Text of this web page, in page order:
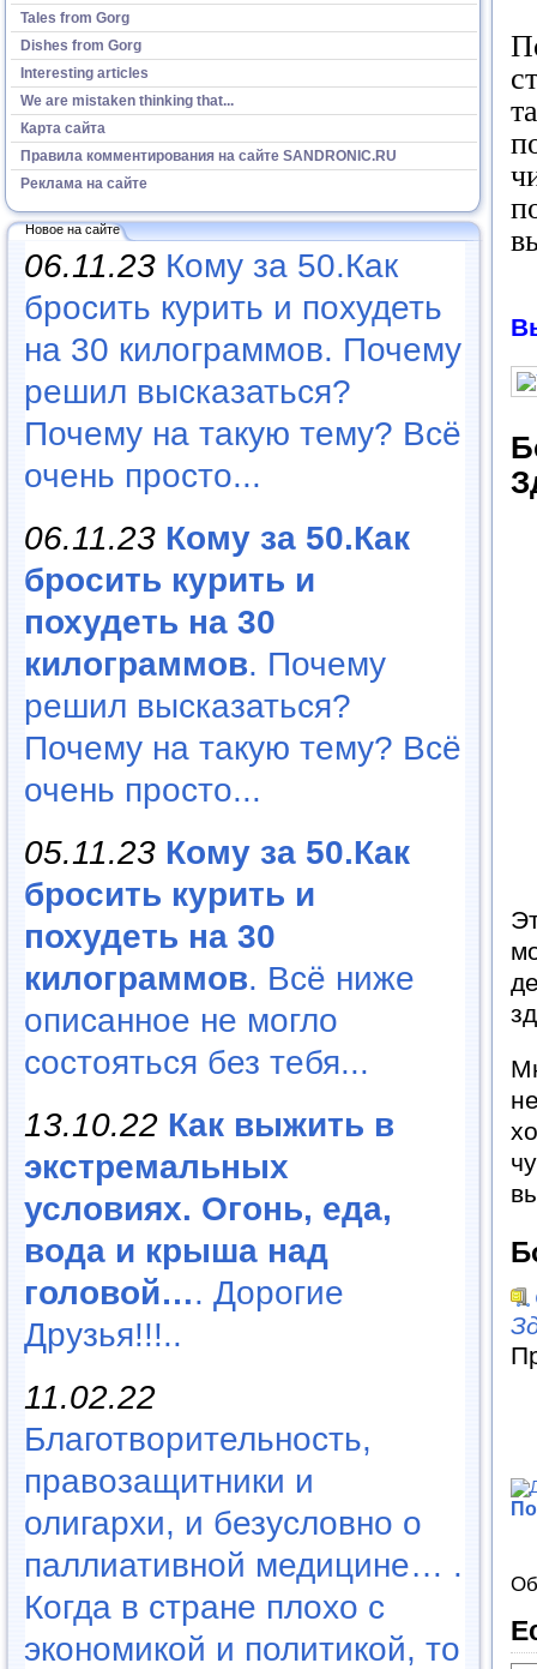
Tales from Gorg
Dishes from Gorg
Interesting articles
We are mistaken thinking that...
Карта сайта
Правила комментирования на сайте SANDRONIC.RU
Реклама на сайте
Новое на сайте
06.11.23 Кому за 50.Как
бросить курить и похудеть
на 30 килограммов. Почему
решил высказаться?
Почему на такую тему? Всё
очень просто...
06.11.23 Кому за 50.Как
бросить курить и
похудеть на 30
килограммов. Почему
решил высказаться?
Почему на такую тему? Всё
очень просто...
05.11.23 Кому за 50.Как
бросить курить и
похудеть на 30
килограммов. Всё ниже
описанное не могло
состояться без тебя...
13.10.22 Как выжить в
экстремальных
условиях. Огонь, еда,
вода и крыша над
головой…. Дорогие
Друзья!!!..
11.02.22
Благотворительность,
правозащитники и
олигархи, и безусловно о
паллиативной медицине… .
Когда в стране плохо с
экономикой и политикой, то